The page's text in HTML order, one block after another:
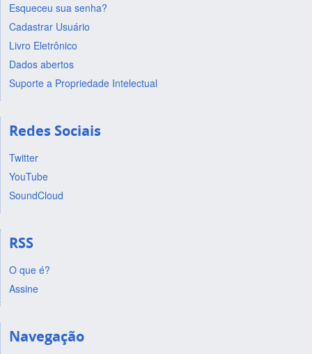
Esqueceu sua senha?
Cadastrar Usuário
Livro Eletrônico
Dados abertos
Suporte a Propriedade Intelectual
Redes Sociais
Twitter
YouTube
SoundCloud
RSS
O que é?
Assine
Navegação